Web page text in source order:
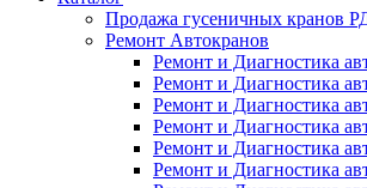
Продажа гусеничных
Ремонт Автокранов
Ремонт и Диагностика
Ремонт и Диагностика
Ремонт и Диагностика
Ремонт и Диагностика
Ремонт и Диагностика
Ремонт и Диагностика